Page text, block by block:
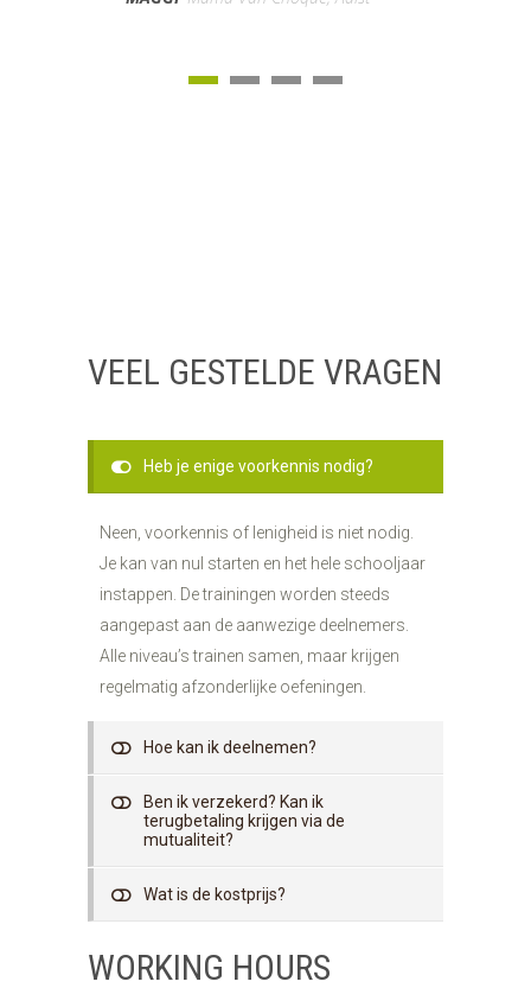
VEEL GESTELDE VRAGEN
Heb je enige voorkennis nodig?
Neen, voorkennis of lenigheid is niet nodig.
Je kan van nul starten en het hele schooljaar
instappen. De trainingen worden steeds
aangepast aan de aanwezige deelnemers.
Alle niveau’s trainen samen, maar krijgen
regelmatig afzonderlijke oefeningen.
Hoe kan ik deelnemen?
Ben ik verzekerd? Kan ik
terugbetaling krijgen via de
mutualiteit?
Wat is de kostprijs?
WORKING HOURS